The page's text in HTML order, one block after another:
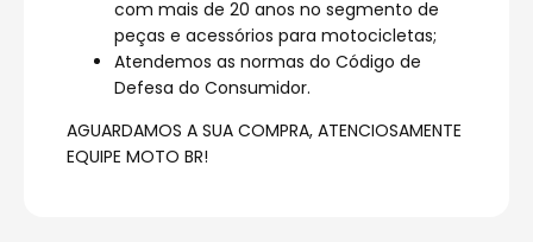
com mais de 20 anos no segmento de
peças e acessórios para motocicletas;
Atendemos as normas do Código de
Defesa do Consumidor.
AGUARDAMOS A SUA COMPRA, ATENCIOSAMENTE
EQUIPE MOTO BR!